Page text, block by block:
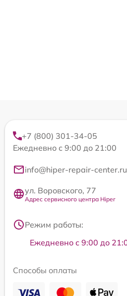
+7 (800) 301-34-05
Ежедневно с 9:00 до 21:00
info@hiper-repair-center.ru
ул. Воровского, 77
Адрес сервисного центра Hiper
Режим работы:
Ежедневно с 9:00 до
Способы оплаты